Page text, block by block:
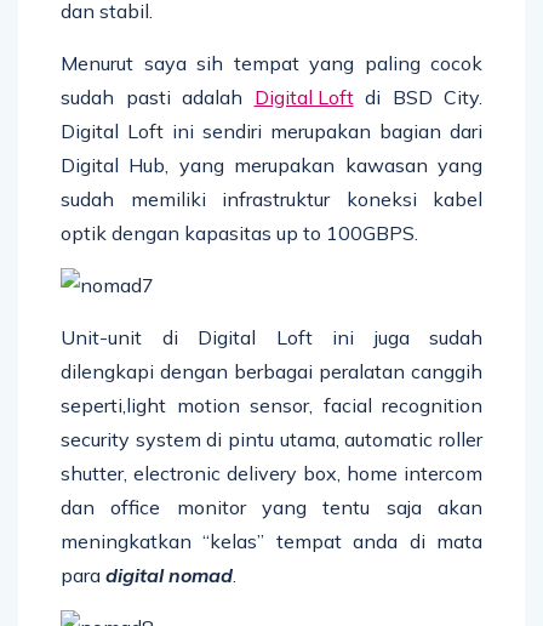
dan stabil.
Menurut saya sih tempat yang paling cocok
sudah pasti adalah Digital Loftdi BSD City.
Digital Loft ini sendiri merupakan bagian dari
Digital Hub, yang merupakan kawasan yang
sudah memiliki infrastruktur koneksi kabel
optik dengan kapasitas up to 100GBPS.
Unit-unit di Digital Loft ini juga sudah
dilengkapi dengan berbagai peralatan canggih
seperti,light motion sensor, facial recognition
security system di pintu utama, automatic roller
shutter, electronic delivery box, home intercom
dan office monitor yang tentu saja akan
meningkatkan “kelas” tempat anda di mata
para digital nomad